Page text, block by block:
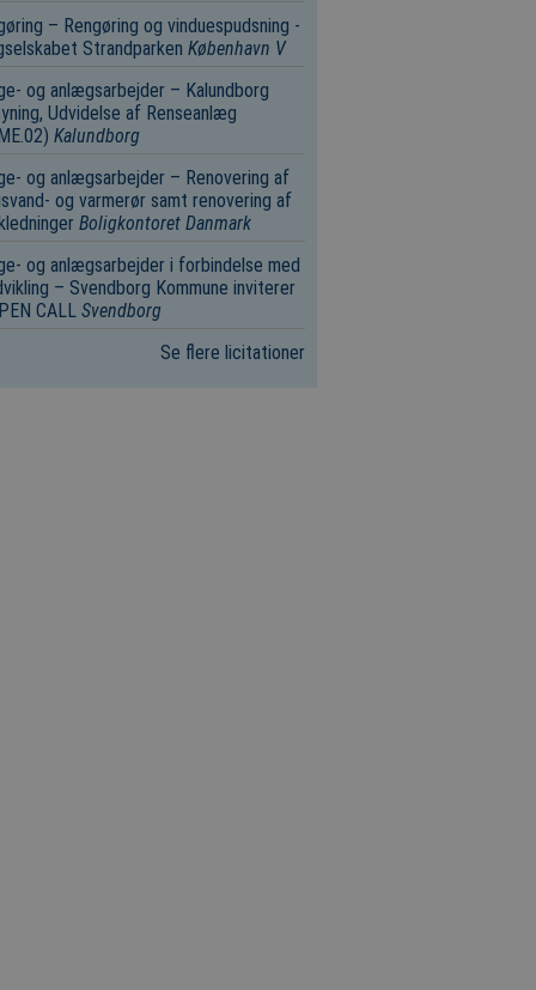
– Rengøring og vinduespudsning -
Strandparken København V
og anlægsarbejder – Kalundborg
Udvidelse af Renseanlæg
Kalundborg
og anlægsarbejder – Renovering af
og varmerør samt renovering af
Boligkontoret Danmark
og anlægsarbejder i forbindelse med
– Svendborg Kommune inviterer
CALL Svendborg
Se flere licitationer